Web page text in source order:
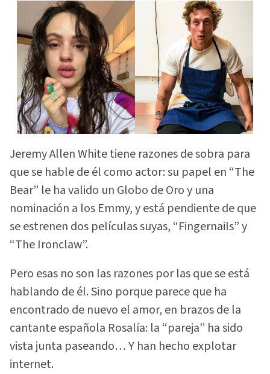
Jeremy Allen White tiene razones de sobra para
que se hable de él como actor: su papel en “The
Bear” le ha valido un Globo de Oro y una
nominación a los Emmy, y está pendiente de que
se estrenen dos películas suyas, “Fingernails” y
“The Ironclaw”.
Pero esas no son las razones por las que se está
hablando de él. Sino porque parece que ha
encontrado de nuevo el amor, en brazos de la
cantante española Rosalía: la “pareja” ha sido
vista junta paseando… Y han hecho explotar
internet.